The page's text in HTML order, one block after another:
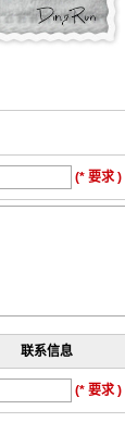
(* 要求 )
联系信息
(* 要求 )